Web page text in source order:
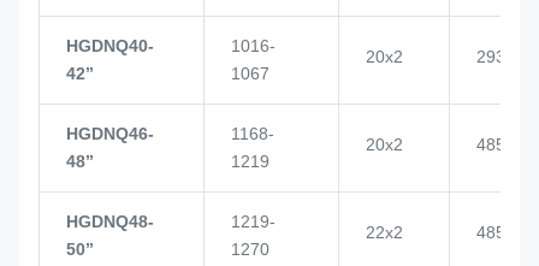
HGDNQ40-
42’’
1016-
1067
20x2 2937
HGDNQ46-
48’’
1168-
1219
20x2 4855
HGDNQ48-
50’’
1219-
1270
22x2 4855